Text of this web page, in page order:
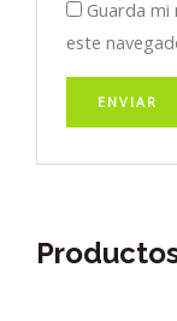
Guarda
este